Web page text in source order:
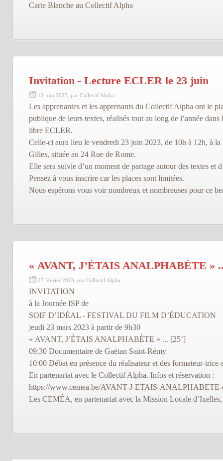
Carte Blanche au Collectif Alpha
Invitation - Lecture ECLER le 23 juin
12 juin 2023, par Collectif Alpha
Les apprenantes et les apprenants du Collectif Alpha ont le
publique de leurs textes, réalisés tout au long de l’année dans
libre ECLER.
Celle-ci aura lieu le vendredi 23 juin 2023, de 10h à 12h, à
Gilles, située au 24 Rue de Rome.
Elle sera suivie d’un moment de partage autour des textes et
Pensez à vous inscrire car les places sont limitées.
Nous espérons vous voir nombreux et nombreuses pour ce
« AVANT, J’ÉTAIS ANALPHABÈTE »
27 février 2023, par Collectif Alpha
INVITATION
à la Journée ISP de
SOIF D’IDÉAL - FESTIVAL DU FILM D’ÉDUCATION
jeudi 23 mars 2023 à partir de 9h30
« AVANT, J’ÉTAIS ANALPHABÈTE » ... [25’]
09:30 Documentaire de Gaëtan Saint-Rémy
10:00 Débat en présence du réalisateur et des formateur-
En partenariat avec le Collectif Alpha. Infos et réservation :
https://www.cemea.be/AVANT-J-ETAIS-ANALPHABETE-
Les CEMÉA, en partenariat avec la Mission Locale